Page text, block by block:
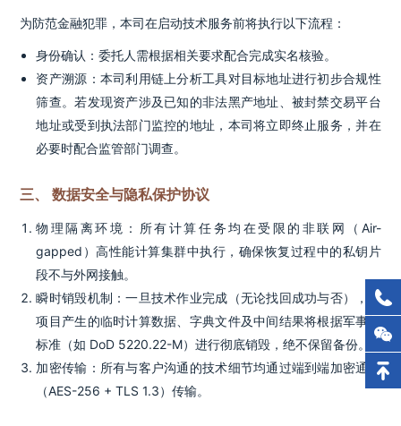
为防范金融犯罪，本司在启动技术服务前将执行以下流程：
身份确认：委托人需根据相关要求配合完成实名核验。
资产溯源：本司利用链上分析工具对目标地址进行初步合规性
筛查。若发现资产涉及已知的非法黑产地址、被封禁交易平台
地址或受到执法部门监控的地址，本司将立即终止服务，并在
必要时配合监管部门调查。
三、 数据安全与隐私保护协议
物理隔离环境：所有计算任务均在受限的非联网（Air-
gapped）高性能计算集群中执行，确保恢复过程中的私钥片
段不与外网接触。
瞬时销毁机制：一旦技术作业完成（无论找回成功与否），该
项目产生的临时计算数据、字典文件及中间结果将根据军事级
标准（如 DoD 5220.22-M）进行彻底销毁，绝不保留备份。
加密传输：所有与客户沟通的技术细节均通过端到端加密通道
（AES-256 + TLS 1.3）传输。